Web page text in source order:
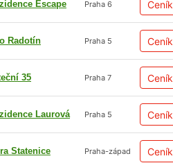
Escape Praha 6 Ceník
Radotín Praha 5 Ceník
35 Praha 7 Ceník
Laurová Praha 5 Ceník
Statenice Praha-západ Ceník